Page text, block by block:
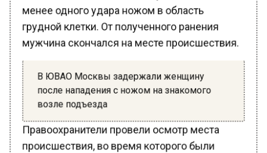
менее одного удара ножом в область
грудной клетки. От полученного ранения
мужчина скончался на месте происшествия.
В ЮВАО Москвы задержали женщину
после нападения с ножом на знакомого
возле подъезда
Правоохранители провели осмотр места
происшествия, во время которого были